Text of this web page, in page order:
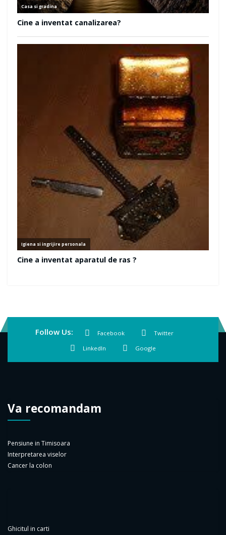
Follow Us: Facebook Twitter
LinkedIn Google
Va recomandam
Pensiune in Timisoara
Interpretarea viselor
Cancer la colon
Ghicitul in carti